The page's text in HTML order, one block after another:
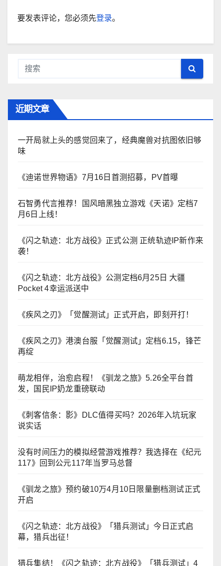
要发表评论，您必须先登录。
近期文章
一开局就上头的感觉回来了，经典魔兽对抗图依旧够
味
《迪诺世界物语》7月16日首测招募，PV首曝
石智勇代言推荐！国风暗黑独立游戏《天诺》定档7
月6日上线！
《闪之轨迹：北方战役》正式公测 正统轨迹IP新作来
袭！
《闪之轨迹：北方战役》公测定档6月25日 大疆
Pocket 4幸运派送中
《疾风之刃》「觉醒测试」正式开启，即刻开打！
《疾风之刃》港澳台服「觉醒测试」定档6.15，锋芒
再绽
萌龙相伴，治愈启程！《驯龙之旅》5.26全平台首
发，国民IP奶龙重磅联动
《刺客信条：影》DLC值得买吗？2026年入坑玩家
说实话
没有时间压力的模拟经营游戏推荐？我选择在《纪元
117》回到公元117年当罗马总督
《驯龙之旅》预约破10万4月10日限量删档测试正式
开启
《闪之轨迹：北方战役》「猎兵测试」今日正式启
幕，猎兵出征！
猎兵集结！《闪之轨迹：北方战役》「猎兵测试」4